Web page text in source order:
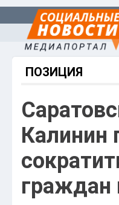
ПОЗИЦИЯ
Калинин
граждан